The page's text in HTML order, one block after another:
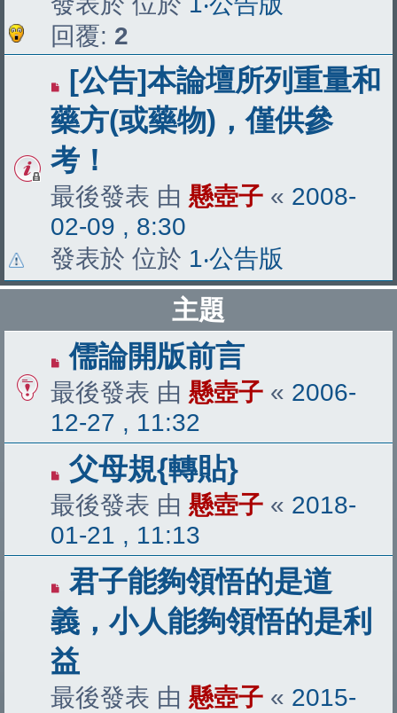
回覆: 2
[公告]本論壇所列重量和
藥方(或藥物)，僅供參
考！
最後發表 由 懸壺子 « 2008-
02-09 , 8:30
發表於 位於 1‧公告版
主題
儒論開版前言
最後發表 由 懸壺子 « 2006-
12-27 , 11:32
父母規{轉貼}
最後發表 由 懸壺子 « 2018-
01-21 , 11:13
君子能夠領悟的是道
義，小人能夠領悟的是利
益
最後發表 由 懸壺子 « 2015-